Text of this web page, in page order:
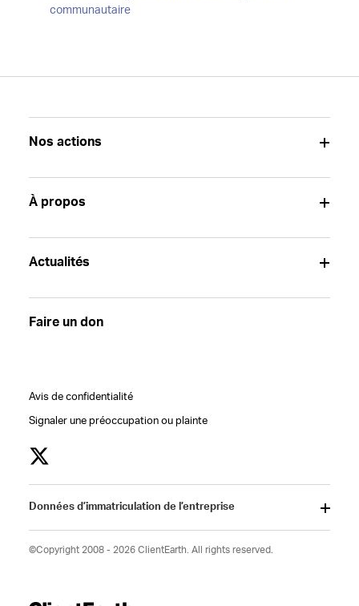
communautaire
Nos actions
À propos
Actualités
Faire un don
Avis de confidentialité
Signaler une préoccupation ou plainte
Données d’immatriculation de l’entreprise
©Copyright 2008 - 2026 ClientEarth. All rights reserved.